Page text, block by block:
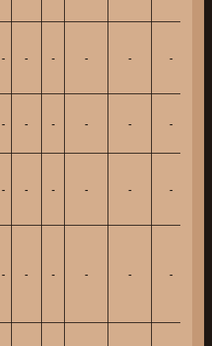
- - - - - -
- - - - - -
- - - - - -
- - - - - -